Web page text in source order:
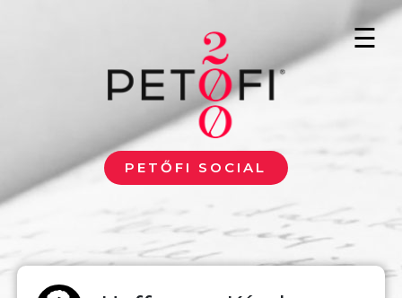
PETŐFI SOCIAL
☰